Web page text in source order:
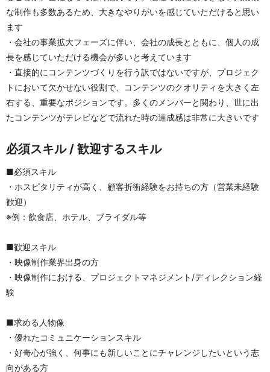
な制作も多数あるため、大きなやりがいを感じていただけると思い
ます
・会社の事業拡大フェーズに伴い、会社の成長とともに、個人の成
長を感じていただける機会が多いと考えています
・直接的にコンテンツづくりを行う訳ではないですが、プロジェク
トにおいて欠かせない役割で、コンテンツのクオリティを大きく左
右する、重要なポジションです。多くのメンバーと関わり、世に出
たコンテンツがテレビなどで流れた時の達成感は非常に大きいです
必須スキル / 歓迎するスキル
■必須スキル
・ホスピタリティが高く、顧客折衝経験をお持ちの方（営業未経験
歓迎）
※例：飲食店、ホテル、ブライダル等
■歓迎スキル
・映像制作業界出身の方
・映像制作における、プロジェクトマネジメント/ディレクション経
験
・優れたコミュニケーションスキル
・好奇心が強く、何事にも新しいことにチャレンジしたいという志
向がある方